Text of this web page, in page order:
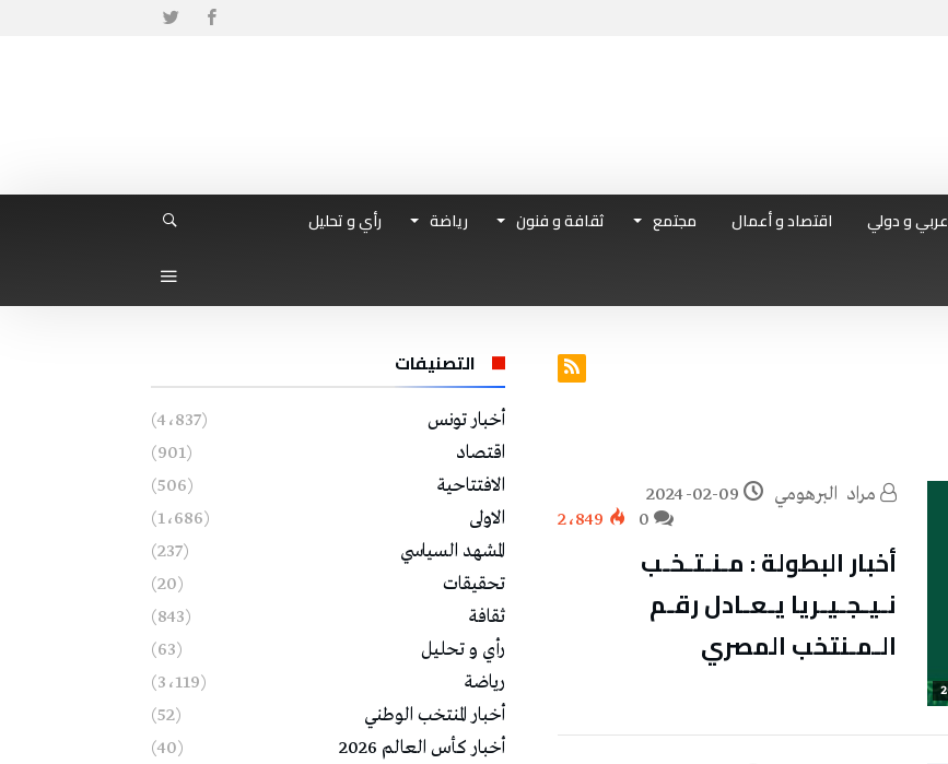
عربي و دولي اقتصاد و أعمال مجتمع ثقافة و فنون رياضة
رأي و تحليل
مراد‭ ‬ البرهومي
2024-02-09
2٬849
أخبار البطولة : مـنـتـخـب
نـيـجـيـريا يـعـادل رقـم
الـمـنتخب المصري
التصنيفات
أخبار تونس
(4٬837)
اقتصاد
(901)
الافتتاحية
(506)
الاولى
(1٬686)
المشهد السياسي
(237)
تحقيقات
(20)
ثقافة
(843)
رأي و تحليل
(63)
رياضة
(3٬119)
أخبار المنتخب الوطني
(52)
أخبار كأس العالم 2026
(40)